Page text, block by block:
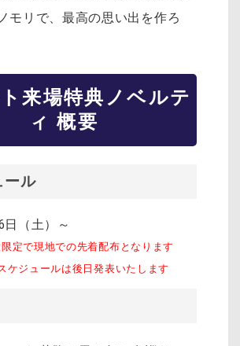
モリで、最高の思い出を作ろ
来場特典ノベルテ
ィ 概要
ール
日（土）～
定で現地での先着配布となります
ケジュールは後日発表いたします